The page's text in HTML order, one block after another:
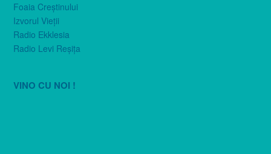
Foaia Creştinului
Izvorul Vieţii
Radio Ekklesia
Radio Levi Reşiţa
VINO CU NOI !